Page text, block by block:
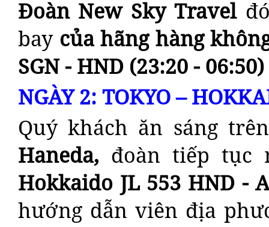
Đoàn New Sky Travel
baycủa hãng hàng
SGN - HND (23:20 - 06:50)
NGÀY 2: TOKYO –
Quý khách ăn sáng
Haneda, đoàn tiếp
Hokkaido JL 553 HND -
hướng dẫn viên địa